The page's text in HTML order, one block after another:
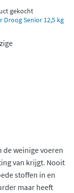
gekocht
Droog Senior 12,5 kg
de weinige voeren
van krijgt. Nooit
stoffen in en
maar heeft